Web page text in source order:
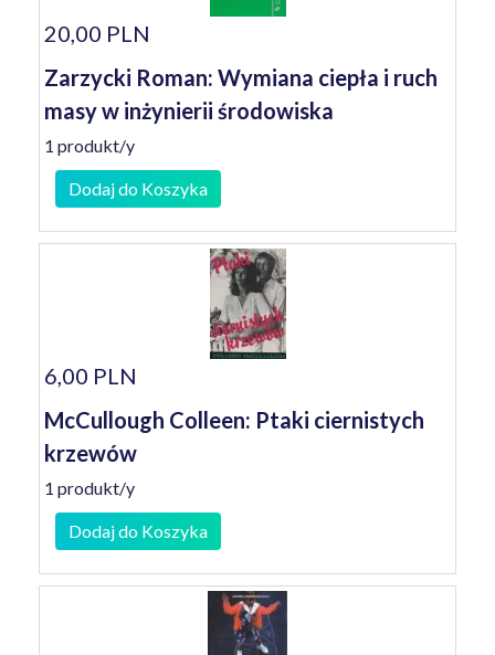
20,00 PLN
Zarzycki Roman: Wymiana ciepła i ruch
masy w inżynierii środowiska
1 produkt/y
Dodaj do Koszyka
6,00 PLN
McCullough Colleen: Ptaki ciernistych
krzewów
1 produkt/y
Dodaj do Koszyka